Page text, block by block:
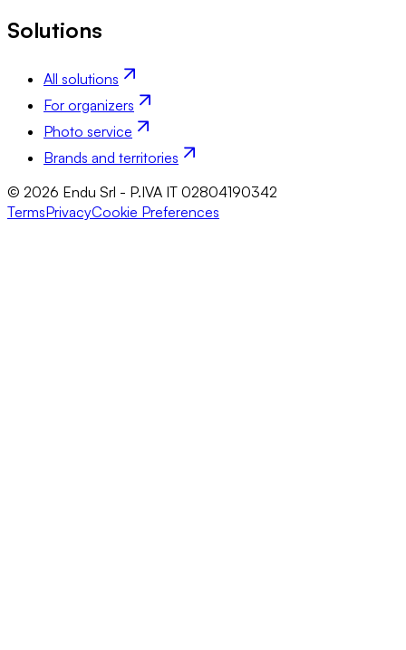
Solutions
All solutions
For organizers
Photo service
Brands and territories
© 2026 Endu Srl - P.IVA IT 02804190342
TermsPrivacyCookie Preferences